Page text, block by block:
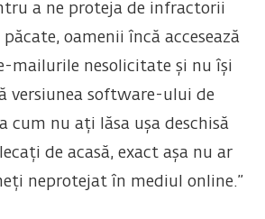
a ne proteja de infractorii
oamenii încă accesează
mailurile nesolicitate și nu își
versiunea software-ului de
cum nu ați lăsa ușa deschisă
de acasă, exact așa nu ar
neprotejat în mediul online.”